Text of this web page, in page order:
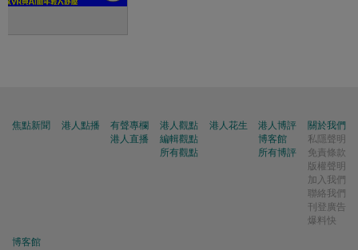
焦點新聞 港人點播
有聲專欄
港人直播
港人觀點
編輯觀點
所有觀點
港人花生
港人博評
博客館
所有博評
關於我們
私隱聲明
免責條款
版權聲明
加入我們
聯絡我們
刊登廣告
爆料快
博客館